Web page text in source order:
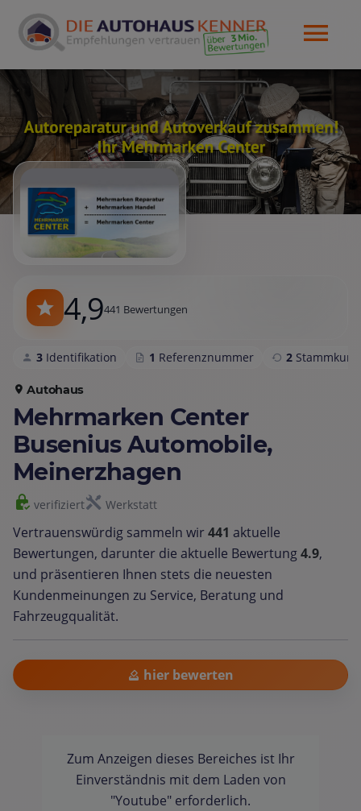
4,9441 Bewertungen
3 Identifikation 1 Referenznummer 2
Autohaus
Mehrmarken Center
Busenius Automobile,
Meinerzhagen
verifiziert Werkstatt
Vertrauenswürdig sammeln wir441 aktuelle
Bewertungen, darunter die aktuelle Bewertung4.9,
und präsentieren Ihnen stets die neuesten
Kundenmeinungen zu Service, Beratung und
Fahrzeugqualität.
hier bewerten
Zum Anzeigen dieses Bereiches ist Ihr
Einverständnis mit dem Laden von
"Youtube" erforderlich.